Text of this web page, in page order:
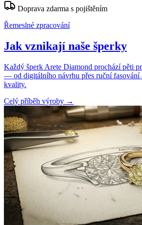
Doprava zdarma s pojištěním
Řemeslné zpracování
Jak vznikají naše šperky
Každý šperk Arete Diamond prochází pěti
— od digitálního návrhu přes ruční fasování
kvality.
Celý příběh výroby →